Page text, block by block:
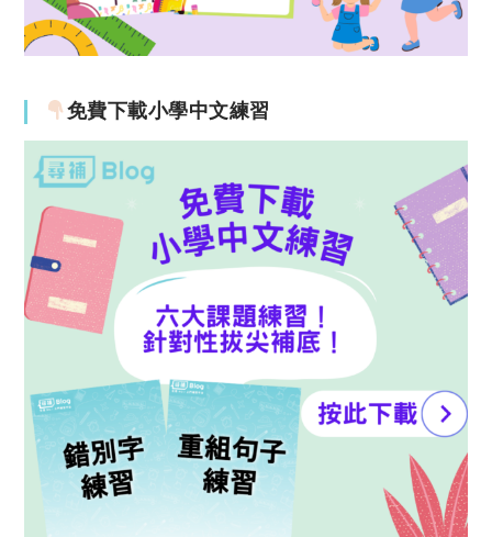
免費下載小學中文練習